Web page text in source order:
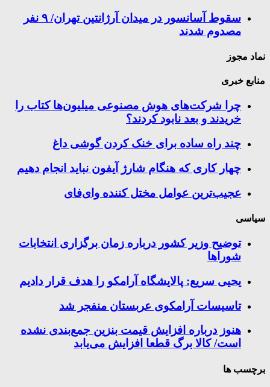
سقوط آسانسور در میدان آرژانتین تهران/ ۹ نفر
مصدوم شدند
نماد مجوز
منابع خبری
چرا شرکت‌های هوش مصنوعی میلیون‌ها کتاب را
خریدند و بعد نابود کردند؟
چند راه‌ ساده برای خنک کردن گوشی داغ
چهار کاری که هنگام شارژ آیفون نباید انجام دهیم
عجیب‌ترین عوامل مختل کننده وای‌فای
سیاسی
توضیح وزیر کشور درباره زمان برگزاری انتخابات
شوراها
یحیی سریع: پالایشگاه آرامکو را هدف قرار دادیم
تاسیسات آرامکوی عربستان منفجر شد
هنوز درباره افزایش قیمت بنزین جمع‌بندی نشده
است/ کالا برگ قطعا افزایش می‌یابد
برچسب ها